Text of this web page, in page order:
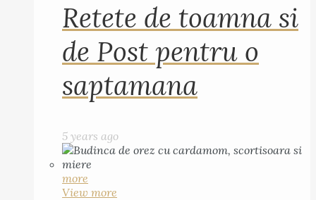
Retete de toamna si
de Post pentru o
saptamana
5 years ago
more
View more